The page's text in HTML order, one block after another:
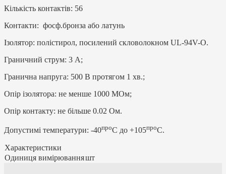
Кількість контактів: 56
Контакти: фосф.бронза або латунь
Ізолятор: полістирол, посилений скловолокном UL-94V-O.
Граничний струм: 3 А;
Гранична напруга: 500 В протягом 1 хв.;
Опір ізолятора: не менше 1000 МОм;
Опір контакту: не більше 0.02 Ом.
Допустимі температури: -40проC до +105проC.
Характеристики
Одиниця вимірюванняшт